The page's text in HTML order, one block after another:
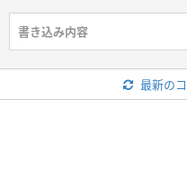
最新の